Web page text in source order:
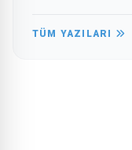
TÜM YAZILARI